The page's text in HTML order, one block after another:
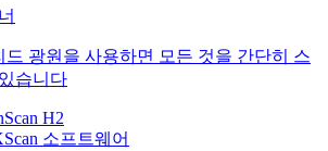
드 광원을 사용하면 모든 것을 간단히 스
습니다
H2
소프트웨어